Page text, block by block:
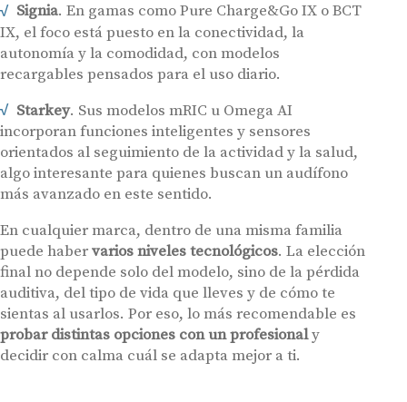
Signia. En gamas como Pure Charge&Go IX o BCT
IX, el foco está puesto en la conectividad, la
autonomía y la comodidad, con modelos
recargables pensados para el uso diario.
Starkey. Sus modelos mRIC u Omega AI
incorporan funciones inteligentes y sensores
orientados al seguimiento de la actividad y la salud,
algo interesante para quienes buscan un audífono
más avanzado en este sentido.
En cualquier marca, dentro de una misma familia
puede habervarios niveles tecnológicos. La elección
final no depende solo del modelo, sino de la pérdida
auditiva, del tipo de vida que lleves y de cómo te
sientas al usarlos. Por eso, lo más recomendable es
probar distintas opciones con un profesionaly
decidir con calma cuál se adapta mejor a ti.